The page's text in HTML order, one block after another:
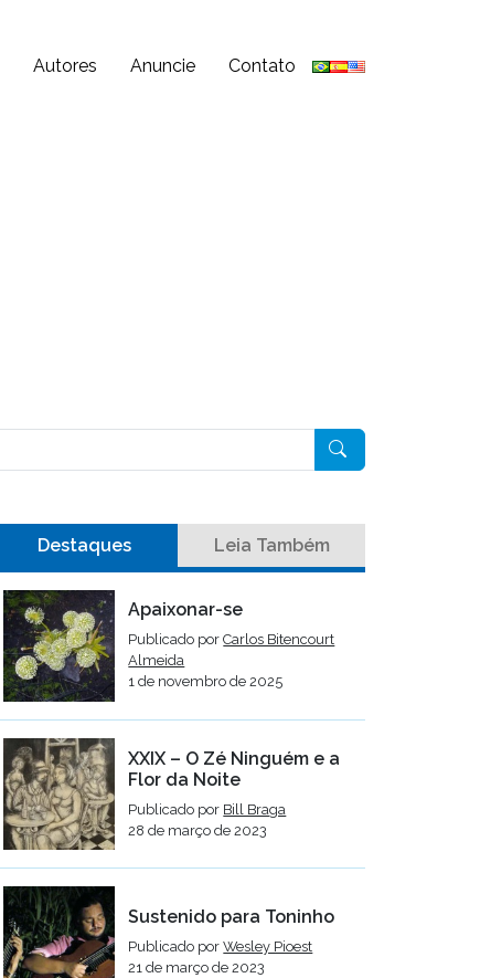
Autores Anuncie Contato
Destaques Leia Também
Apaixonar-se
Publicado porCarlos Bitencourt
Almeida
1 de novembro de 2025
XXIX – O Zé Ninguém e a
Flor da Noite
Publicado por Bill Braga
28 de março de 2023
Sustenido para Toninho
Publicado porWesley Pioest
21 de março de 2023